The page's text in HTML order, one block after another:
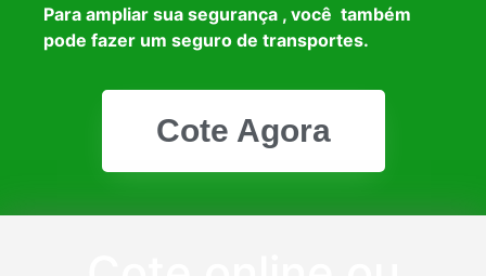
Para ampliar sua segurança , você também
pode fazer um seguro de transportes.
Cote Agora